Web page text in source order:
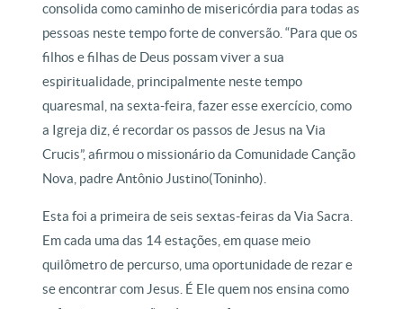
consolida como caminho de misericórdia para todas as
pessoas neste tempo forte de conversão. “Para que os
filhos e filhas de Deus possam viver a sua
espiritualidade, principalmente neste tempo
quaresmal, na sexta-feira, fazer esse exercício, como
a Igreja diz, é recordar os passos de Jesus na Via
Crucis”, afirmou o missionário da Comunidade Canção
Nova, padre Antônio Justino(Toninho).
Esta foi a primeira de seis sextas-feiras da Via Sacra.
Em cada uma das 14 estações, em quase meio
quilômetro de percurso, uma oportunidade de rezar e
se encontrar com Jesus. É Ele quem nos ensina como